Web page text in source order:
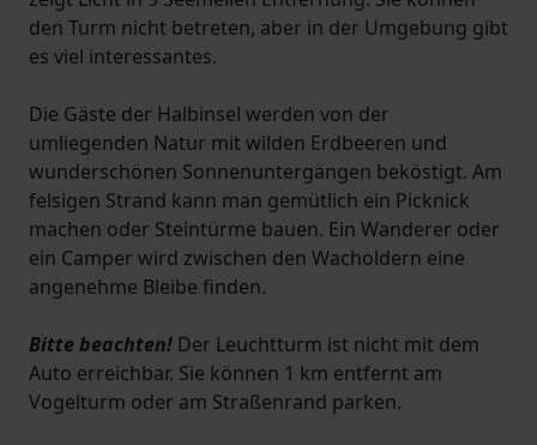
den Turm nicht betreten, aber in der Umgebung gibt
es viel interessantes.
Die Gäste der Halbinsel werden von der
umliegenden Natur mit wilden Erdbeeren und
wunderschönen Sonnenuntergängen beköstigt. Am
felsigen Strand kann man gemütlich ein Picknick
machen oder Steintürme bauen. Ein Wanderer oder
ein Camper wird zwischen den Wacholdern eine
angenehme Bleibe finden.
Bitte beachten! Der Leuchtturm ist nicht mit dem
Auto erreichbar. Sie können 1 km entfernt am
Vogelturm oder am Straßenrand parken.